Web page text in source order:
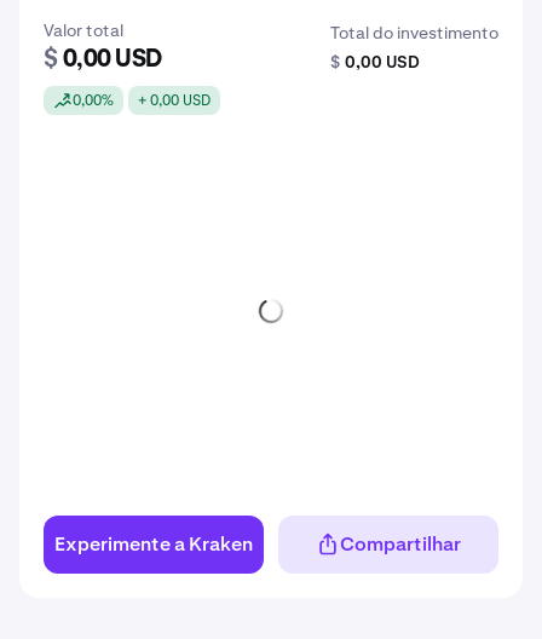
Valor total
$ 0,00 USD
0,00% + 0,00 USD
Total do investimento
$ 0,00 USD
Experimente a Kraken Compartilhar